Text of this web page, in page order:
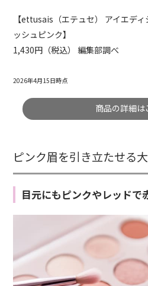
【ettusais（エテュセ） アイエデ
ッシュピンク】
1,430円（税込） 編集部調べ
2026年4月15日時点
商品の詳細は
ピンク眉を引き立たせる
目元にもピンクやレッドで